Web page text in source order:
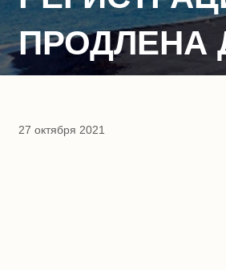
ПРОДЛЕНА
27 октября 2021